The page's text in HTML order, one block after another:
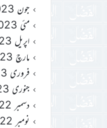
جون 2023
مئی 2023
اپریل 2023
مارچ 2023
فروری 2023
جنوری 2023
دسمبر 2022
نومبر 2022